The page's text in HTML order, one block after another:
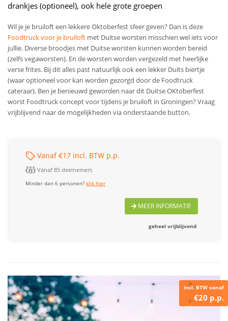
drankjes (optioneel), ook hele grote groepen
Wil je je bruiloft een lekkere Oktoberfest sfeer geven? Dan is deze
Foodtruck voor je bruiloft met Duitse worsten misschien wel iets voor
jullie. Diverse broodjes met Duitse worsten kunnen worden bereid
(zelfs vegaworsten). En de worsten worden vergezeld met heerlijke
verse frites. Bij dit alles past natuurlijk ook een lekker Duits biertje
(waar optioneel voor kan worden gezorgd door de Foodtruck
cateraar). Ben je benieuwd geworden naar dit Duitse OKtoberfest
worst Foodtruck concept voor tijdens je bruiloft in Groningen? Vraag
vrijblijvend naar de mogelijkheden via onderstaande button.
Vanaf €17 incl. BTW p.p.
Vanaf 85 deelnemers
Minder dan 6 personen?klik hier
MEER INFORMATIE
geheel vrijblijvend
incl. BTW vanaf
€20 p.p.